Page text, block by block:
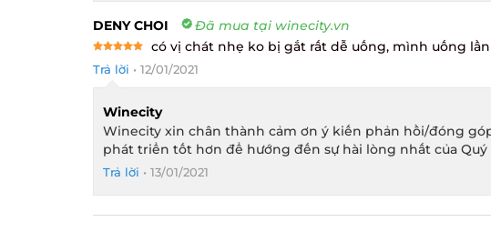
DENY CHOI Đã mua tại winecity.vn
out of 5
có vị chát nhẹ ko bị gắt rất dễ uống, mình uống lần
Trả lời • 12/01/2021
Winecity
Winecity xin chân thành cảm ơn ý kiến phản hồi/đóng
phát triển tốt hơn để hướng đến sự hài lòng nhất của Quý
Trả lời • 13/01/2021